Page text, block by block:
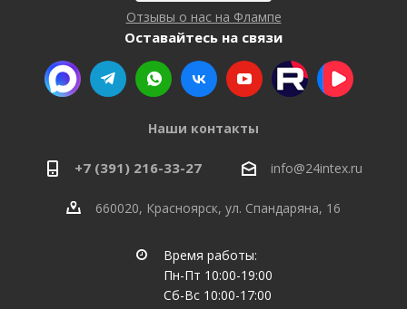
Отзывы о нас на Флампе
Оставайтесь на связи
Наши контакты
+7 (391) 216-33-27 info@24intex.ru
660020, Красноярск, ул. Спандаряна, 16
Время работы:
Пн-Пт 10:00-19:00
Сб-Вс 10:00-17:00